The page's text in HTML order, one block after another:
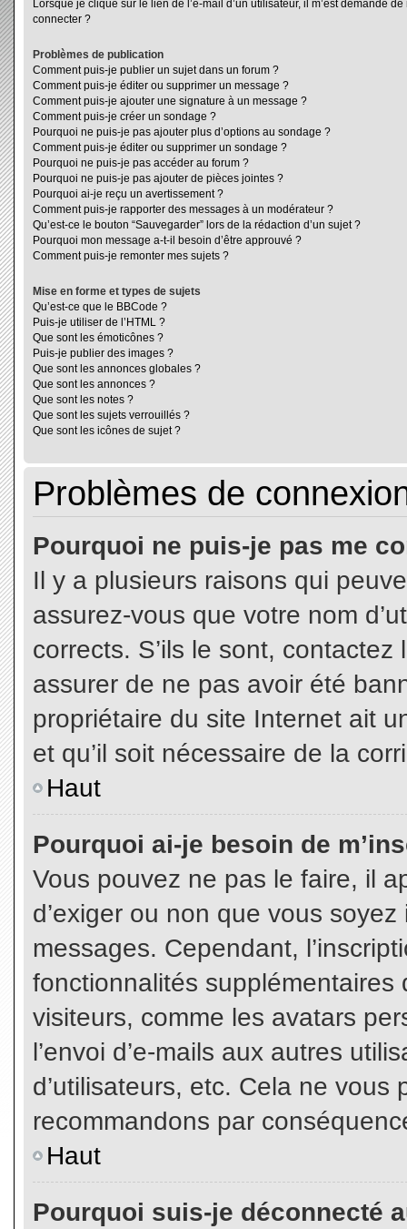
Lorsque je clique sur le lien de l’e-mail d’un utilisateur, il m’est demandé de
connecter ?
Problèmes de publication
Comment puis-je publier un sujet dans un forum ?
Comment puis-je éditer ou supprimer un message ?
Comment puis-je ajouter une signature à un message ?
Comment puis-je créer un sondage ?
Pourquoi ne puis-je pas ajouter plus d’options au sondage ?
Comment puis-je éditer ou supprimer un sondage ?
Pourquoi ne puis-je pas accéder au forum ?
Pourquoi ne puis-je pas ajouter de pièces jointes ?
Pourquoi ai-je reçu un avertissement ?
Comment puis-je rapporter des messages à un modérateur ?
Qu’est-ce le bouton “Sauvegarder” lors de la rédaction d’un sujet ?
Pourquoi mon message a-t-il besoin d’être approuvé ?
Comment puis-je remonter mes sujets ?
Mise en forme et types de sujets
Qu’est-ce que le BBCode ?
Puis-je utiliser de l’HTML ?
Que sont les émoticônes ?
Puis-je publier des images ?
Que sont les annonces globales ?
Que sont les annonces ?
Que sont les notes ?
Que sont les sujets verrouillés ?
Que sont les icônes de sujet ?
Problèmes de
Pourquoi ne puis-je pas me
Il y a plusieurs raisons qui
assurez-vous que votre nom
corrects. S’ils le sont,
assurer de ne pas avoir été
propriétaire du site Internet ait
et qu’il soit nécessaire de la
Haut
Pourquoi ai-je besoin de
Vous pouvez ne pas le faire, il
d’exiger ou non que vous
messages. Cependant,
fonctionnalités
visiteurs, comme les avatars
l’envoi d’e-mails aux autres
d’utilisateurs, etc. Cela ne vous
recommandons par
Haut
Pourquoi suis-je déconnecté